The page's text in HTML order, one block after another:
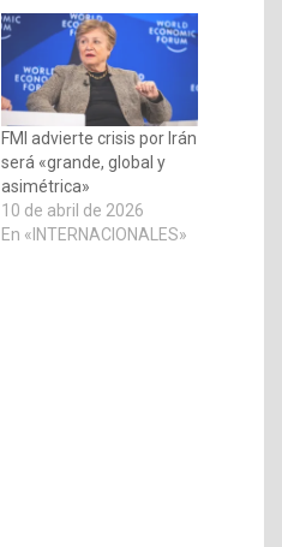
FMI advierte crisis por Irán
será «grande, global y
asimétrica»
10 de abril de 2026
En «INTERNACIONALES»